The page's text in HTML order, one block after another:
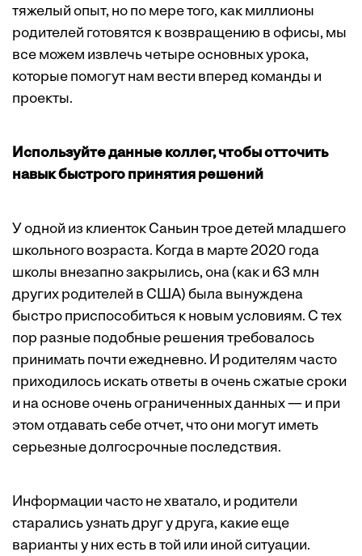
тяжелый опыт, но по мере того, как миллионы
родителей готовятся к возвращению в офисы, мы
все можем извлечь четыре основных урока,
которые помогут нам вести вперед команды и
проекты.
Используйте данные коллег, чтобы отточить
навык быстрого принятия решений
У одной из клиенток Саньин трое детей младшего
школьного возраста. Когда в марте 2020 года
школы внезапно закрылись, она (как и 63 млн
других родителей в США) была вынуждена
быстро приспособиться к новым условиям. С тех
пор разные подобные решения требовалось
принимать почти ежедневно. И родителям часто
приходилось искать ответы в очень сжатые сроки
и на основе очень ограниченных данных — и при
этом отдавать себе отчет, что они могут иметь
серьезные долгосрочные последствия.
Информации часто не хватало, и родители
старались узнать друг у друга, какие еще
варианты у них есть в той или иной ситуации.